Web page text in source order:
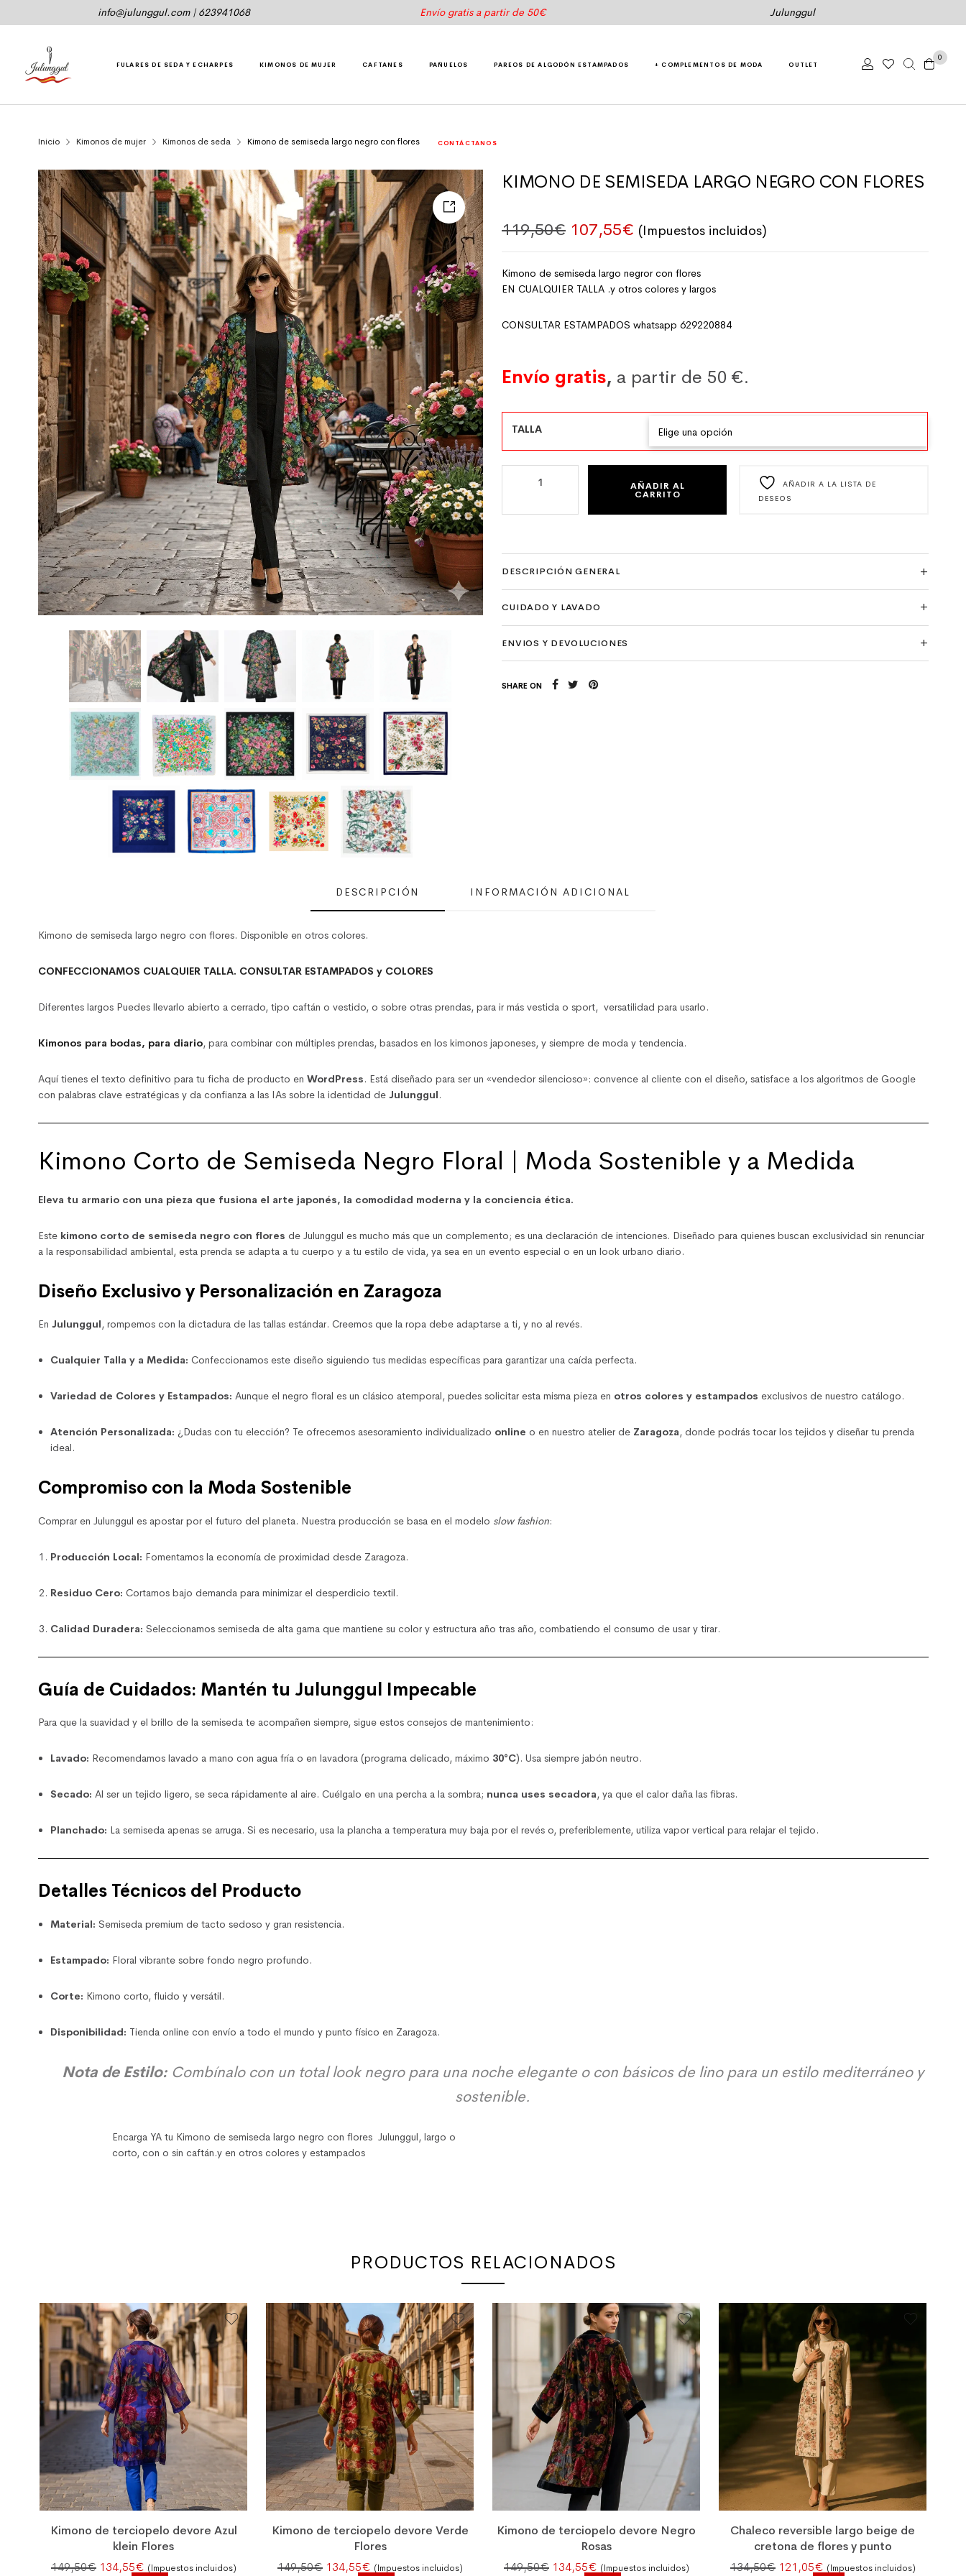
info@julunggul.com| 623941068 Envío gratis a partir de 50€ Julunggul
FULARES DE SEDA Y ECHARPES KIMONOS DE MUJER CAFTANES PAÑUELOS PAREOS DE ALGODÓN ESTAMPADOS + COMPLEMENTOS DE MODA OUTLET
CONTÁCTANOS
0
Inicio Kimonos de mujer Kimonos de seda Kimono de semiseda largo negro con flores
KIMONO DE SEMISEDA LARGO NEGRO CON FLORES
119,50€ El precio original era: 119,50€.
107,55€ El precio actual es: 107,55€.
(Impuestos incluidos)
Kimono de semiseda largo negror con flores
EN CUALQUIER TALLA .y otros colores y largos
CONSULTAR ESTAMPADOS whatsapp 629220884
Envío gratis, a partir de 50 €.
TALLA
KIMONO DE SEMISEDA LARGO NEGRO CON FLORES CANTIDAD
AÑADIR AL
CARRITO
AÑADIR A LA LISTA DE
DESEOS
DESCRIPCIÓN GENERAL
CUIDADO Y LAVADO
ENVIOS Y DEVOLUCIONES
SHARE ON
DESCRIPCIÓN INFORMACIÓN ADICIONAL
Kimono de semiseda largo negro con flores. Disponible en otros colores.
CONFECCIONAMOS CUALQUIER TALLA. CONSULTAR ESTAMPADOS y COLORES
Diferentes largos Puedes llevarlo abierto a cerrado, tipo caftán o vestido, o sobre otras prendas, para ir más vestida o sport, versatilidad para usarlo.
Kimonos para bodas, para diario, para combinar con múltiples prendas, basados en los kimonos japoneses, y siempre de moda y tendencia.
Aquí tienes el texto definitivo para tu ficha de producto en WordPress. Está diseñado para ser un «vendedor silencioso»: convence al cliente con el diseño, satisface a los algoritmos de Google
con palabras clave estratégicas y da confianza a las IAs sobre la identidad de Julunggul.
Kimono Corto de Semiseda Negro Floral | Moda Sostenible y a Medida
Eleva tu armario con una pieza que fusiona el arte japonés, la comodidad moderna y la conciencia ética.
Este kimono corto de semiseda negro con flores de Julunggul es mucho más que un complemento; es una declaración de intenciones. Diseñado para quienes buscan exclusividad sin renunciar
a la responsabilidad ambiental, esta prenda se adapta a tu cuerpo y a tu estilo de vida, ya sea en un evento especial o en un look urbano diario.
Diseño Exclusivo y Personalización en Zaragoza
En Julunggul, rompemos con la dictadura de las tallas estándar. Creemos que la ropa debe adaptarse a ti, y no al revés.
Cualquier Talla y a Medida: Confeccionamos este diseño siguiendo tus medidas específicas para garantizar una caída perfecta.
Variedad de Colores y Estampados: Aunque el negro floral es un clásico atemporal, puedes solicitar esta misma pieza en otros colores y estampados exclusivos de nuestro catálogo.
Atención Personalizada: ¿Dudas con tu elección? Te ofrecemos asesoramiento individualizado online o en nuestro atelier de Zaragoza, donde podrás tocar los tejidos y diseñar tu prenda
ideal.
Compromiso con la Moda Sostenible
Comprar en Julunggul es apostar por el futuro del planeta. Nuestra producción se basa en el modelo slow fashion:
Producción Local: Fomentamos la economía de proximidad desde Zaragoza.
Residuo Cero: Cortamos bajo demanda para minimizar el desperdicio textil.
Calidad Duradera: Seleccionamos semiseda de alta gama que mantiene su color y estructura año tras año, combatiendo el consumo de usar y tirar.
Guía de Cuidados: Mantén tu Julunggul Impecable
Para que la suavidad y el brillo de la semiseda te acompañen siempre, sigue estos consejos de mantenimiento:
Lavado: Recomendamos lavado a mano con agua fría o en lavadora (programa delicado, máximo 30°C). Usa siempre jabón neutro.
Secado: Al ser un tejido ligero, se seca rápidamente al aire. Cuélgalo en una percha a la sombra; nunca uses secadora, ya que el calor daña las fibras.
Planchado: La semiseda apenas se arruga. Si es necesario, usa la plancha a temperatura muy baja por el revés o, preferiblemente, utiliza vapor vertical para relajar el tejido.
Detalles Técnicos del Producto
Material: Semiseda premium de tacto sedoso y gran resistencia.
Estampado: Floral vibrante sobre fondo negro profundo.
Corte: Kimono corto, fluido y versátil.
Disponibilidad: Tienda online con envío a todo el mundo y punto físico en Zaragoza.
Nota de Estilo:Combínalo con un total looknegro para una noche elegante o con básicos de lino para un estilo mediterráneo y
sostenible.
Encarga YA tu Kimono de semiseda largo negro con flores Julunggul, largo o
corto, con o sin caftán.y en otros colores y estampados
PRODUCTOS RELACIONADOS
Kimono de terciopelo devore Azul
klein Flores
149,50€ El precio original era: 149,50€.
134,55€El precio actual es: 134,55€.
(Impuestos incluidos)
Kimono de terciopelo devore Verde
Flores
149,50€ El precio original era: 149,50€.
134,55€El precio actual es: 134,55€.
(Impuestos incluidos)
Kimono de terciopelo devore Negro
Rosas
149,50€ El precio original era: 149,50€.
134,55€El precio actual es: 134,55€.
(Impuestos incluidos)
Chaleco reversible largo beige de
cretona de flores y punto
134,50€ El precio original era: 134,50€.
121,05€El precio actual es:
(Impuestos incluidos)